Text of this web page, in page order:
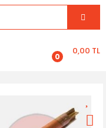
0
0,00 TL